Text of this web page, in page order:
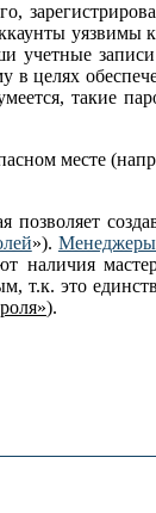
уяз­вимы
учетные
такие
месте
»). Менеджеры
т.к. это
).